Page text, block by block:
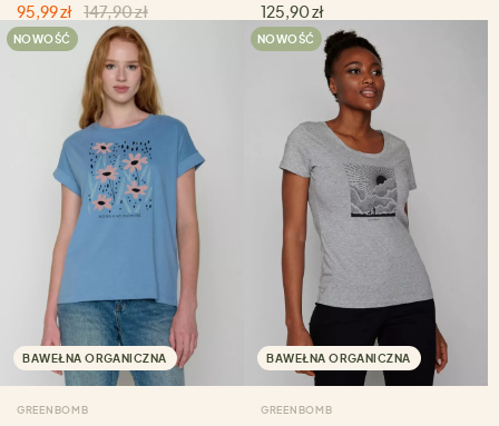
95,99 zł 147,90 zł
125,90 zł
NOWOŚĆ
BAWEŁNA ORGANICZNA
GREENBOMB
NOWOŚĆ
BAWEŁNA ORGANICZNA
GREENBOMB